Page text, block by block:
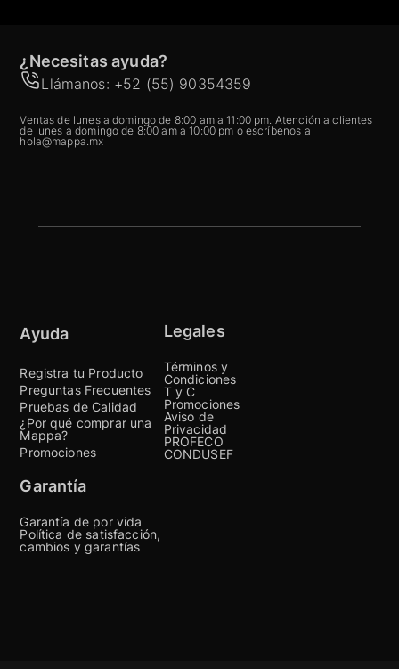
¿Necesitas ayuda?
Llámanos: +52 (55) 90354359
Ventas de lunes a domingo de 8:00 am a 11:00 pm. Atención a clientes
de lunes a domingo de 8:00 am a 10:00 pm o escríbenos a
hola@mappa.mx
Ayuda
Registra tu Producto
Preguntas Frecuentes
Pruebas de Calidad
¿Por qué comprar una
Mappa?
Promociones
Legales
Términos y
Condiciones
T y C
Promociones
Aviso de
Privacidad
PROFECO
CONDUSEF
Garantía
Garantía de por vida
Política de satisfacción,
cambios y garantías